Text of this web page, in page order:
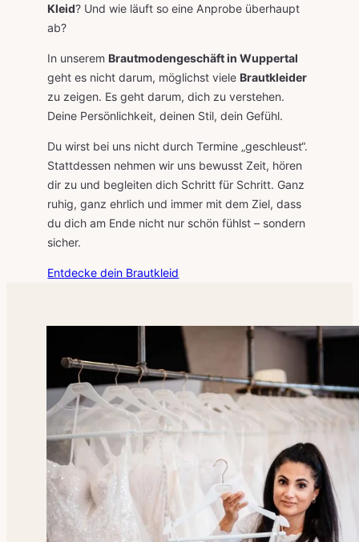
Kleid? Und wie läuft so eine Anprobe überhaupt
ab?
In unserem Brautmodengeschäft in Wuppertal
geht es nicht darum, möglichst viele Brautkleider
zu zeigen. Es geht darum, dich zu verstehen.
Deine Persönlichkeit, deinen Stil, dein Gefühl.
Du wirst bei uns nicht durch Termine „geschleust“.
Stattdessen nehmen wir uns bewusst Zeit, hören
dir zu und begleiten dich Schritt für Schritt. Ganz
ruhig, ganz ehrlich und immer mit dem Ziel, dass
du dich am Ende nicht nur schön fühlst – sondern
sicher.
Entdecke dein Brautkleid